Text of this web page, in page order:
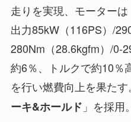
走りを実現、モーター
出力85kW（116PS）/
280Nm（28.6kgfm）/0-
約6％、トルクで約10％
を行い燃費向上を果たす
ーキ&ホールド 」を採用。